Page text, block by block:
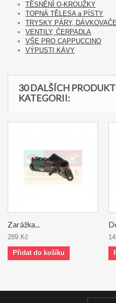
TĚSNĚNÍ O-KROUŽKY
TOPNÁ TĚLESA a PÍSTY
TRYSKY PÁRY,
VENTILY, ČERPADLA
VŠE PRO CAPPUCCINO
VÝPUSTI KÁVY
30 DALŠÍCH
KATEGORII:
Zarážka...
289 Kč
Přidat do košíku